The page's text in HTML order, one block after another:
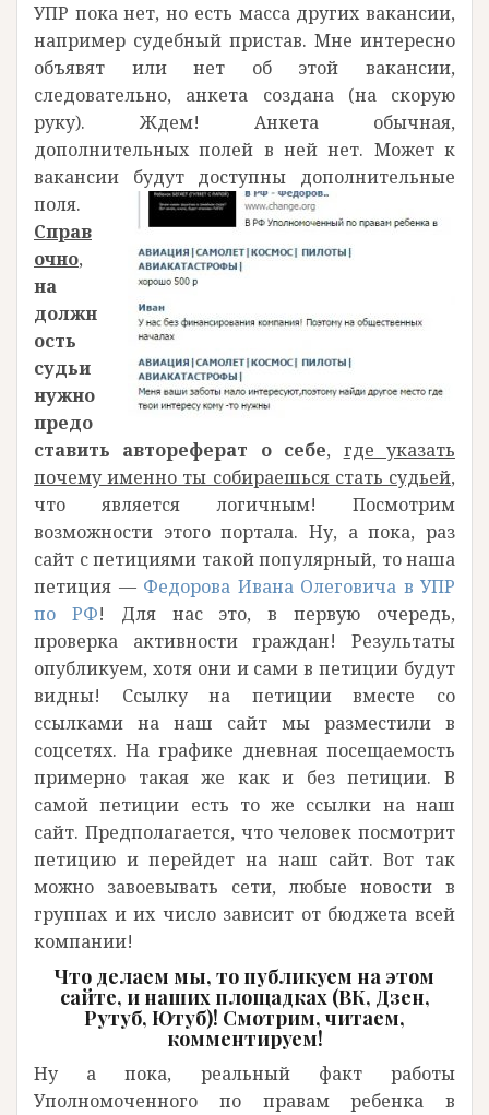
УПР пока нет, но есть масса других вакансии,
например судебный пристав. Мне интересно
объявят или нет об этой вакансии,
следовательно, анкета создана (на скорую
руку). Ждем! Анкета обычная,
дополнительных полей в ней нет. Может к
вакансии будут доступны дополнительные
поля.
Справ
очно,
на
должн
ость
судьи
нужно
предо
ставить автореферат о себе, где указать
почему именно ты собираешься стать судьей,
что является логичным! Посмотрим
возможности этого портала. Ну, а пока, раз
сайт с петициями такой популярный, то наша
петиция — Федорова Ивана Олеговича в УПР
по РФ! Для нас это, в первую очередь,
проверка активности граждан! Результаты
опубликуем, хотя они и сами в петиции будут
видны! Ссылку на петиции вместе со
ссылками на наш сайт мы разместили в
соцсетях. На графике дневная посещаемость
примерно такая же как и без петиции. В
самой петиции есть то же ссылки на наш
сайт. Предполагается, что человек посмотрит
петицию и перейдет на наш сайт. Вот так
можно завоевывать сети, любые новости в
группах и их число зависит от бюджета всей
компании!
Что делаем мы, то публикуем на этом
сайте, и наших площадках (ВК, Дзен,
Рутуб, Ютуб)! Смотрим, читаем,
комментируем!
Ну а пока, реальный факт работы
Уполномоченного по правам ребенка в